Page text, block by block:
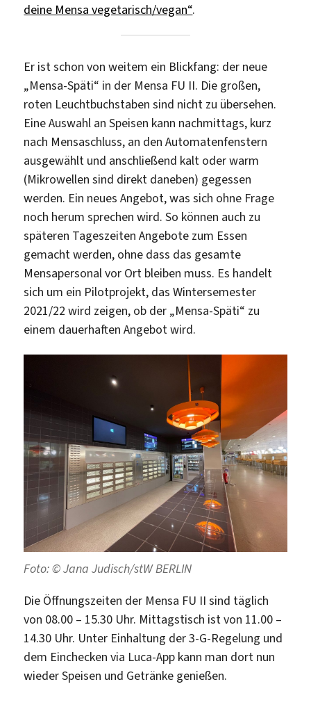
deine Mensa vegetarisch/vegan“.
Er ist schon von weitem ein Blickfang: der neue
„Mensa-Späti“ in der Mensa FU II. Die großen,
roten Leuchtbuchstaben sind nicht zu übersehen.
Eine Auswahl an Speisen kann nachmittags, kurz
nach Mensaschluss, an den Automatenfenstern
ausgewählt und anschließend kalt oder warm
(Mikrowellen sind direkt daneben) gegessen
werden. Ein neues Angebot, was sich ohne Frage
noch herum sprechen wird. So können auch zu
späteren Tageszeiten Angebote zum Essen
gemacht werden, ohne dass das gesamte
Mensapersonal vor Ort bleiben muss. Es handelt
sich um ein Pilotprojekt, das Wintersemester
2021/22 wird zeigen, ob der „Mensa-Späti“ zu
einem dauerhaften Angebot wird.
Foto: © Jana Judisch/stW BERLIN
Die Öffnungszeiten der Mensa FU II sind täglich
von 08.00 – 15.30 Uhr. Mittagstisch ist von 11.00 –
14.30 Uhr. Unter Einhaltung der 3-G-Regelung und
dem Einchecken via Luca-App kann man dort nun
wieder Speisen und Getränke genießen.